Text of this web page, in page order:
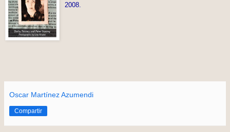
2008.
Oscar Martínez Azumendi
Compartir